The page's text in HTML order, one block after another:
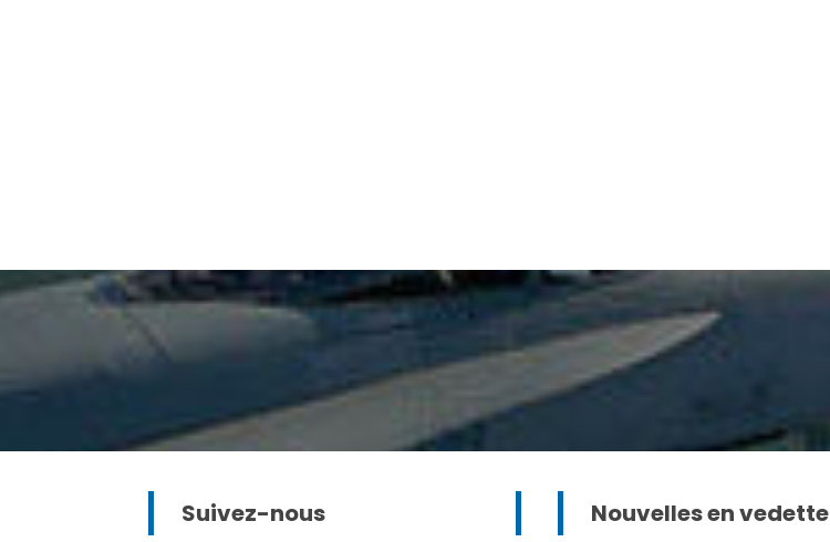
Suivez-nous Nouvelles en vedette